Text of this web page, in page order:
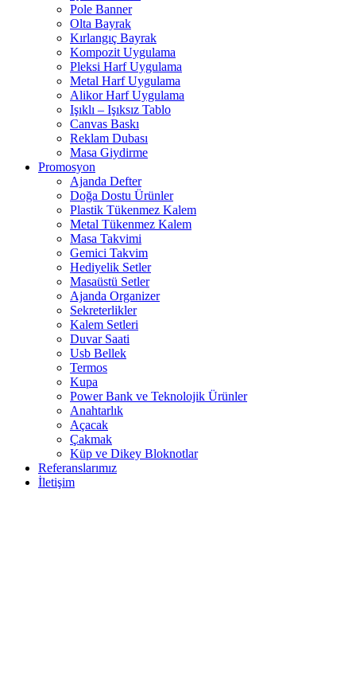
Pole Banner
Olta Bayrak
Kırlangıç Bayrak
Kompozit Uygulama
Pleksi Harf Uygulama
Metal Harf Uygulama
Alikor Harf Uygulama
Işıklı – Işıksız Tablo
Canvas Baskı
Reklam Dubası
Masa Giydirme
Promosyon
Ajanda Defter
Doğa Dostu Ürünler
Plastik Tükenmez Kalem
Metal Tükenmez Kalem
Masa Takvimi
Gemici Takvim
Hediyelik Setler
Masaüstü Setler
Ajanda Organizer
Sekreterlikler
Kalem Setleri
Duvar Saati
Usb Bellek
Termos
Kupa
Power Bank ve Teknolojik Ürünler
Anahtarlık
Açacak
Çakmak
Küp ve Dikey Bloknotlar
Referanslarımız
İletişim